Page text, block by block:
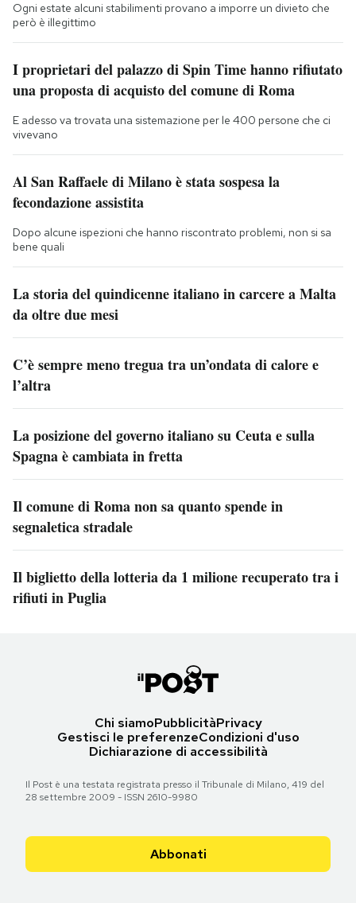
Ogni estate alcuni stabilimenti provano a imporre un divieto che
però è illegittimo
I proprietari del palazzo di Spin Time hanno rifiutato
una proposta di acquisto del comune di Roma
E adesso va trovata una sistemazione per le 400 persone che ci
vivevano
Al San Raffaele di Milano è stata sospesa la
fecondazione assistita
Dopo alcune ispezioni che hanno riscontrato problemi, non si sa
bene quali
La storia del quindicenne italiano in carcere a Malta
da oltre due mesi
C’è sempre meno tregua tra un’ondata di calore e
l’altra
La posizione del governo italiano su Ceuta e sulla
Spagna è cambiata in fretta
Il comune di Roma non sa quanto spende in
segnaletica stradale
Il biglietto della lotteria da 1 milione recuperato tra i
rifiuti in Puglia
Chi siamoPubblicitàPrivacy
Gestisci le preferenzeCondizioni d'uso
Dichiarazione di accessibilità
Il Post è una testata registrata presso il Tribunale di Milano, 419 del
28 settembre 2009 - ISSN 2610-9980
Abbonati